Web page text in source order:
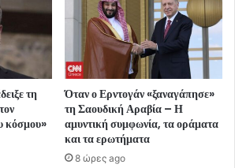
τη
κόσμου»
Όταν ο Ερντογάν «ξαναγάπησε»
τη Σαουδική Αραβία – Η
αμυντική συμφωνία, τα οράματα
και τα ερωτήματα
8 ώρες ago